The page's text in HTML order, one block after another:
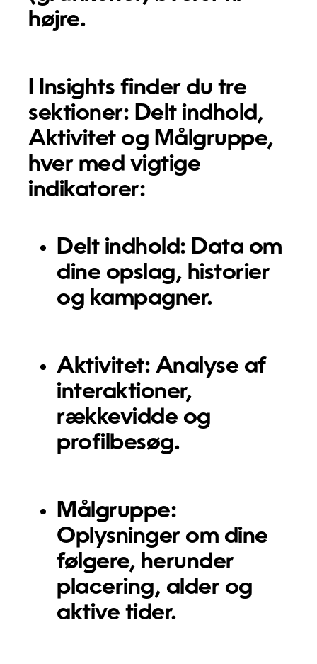
højre.
I Insights finder du tre
sektioner: Delt indhold,
Aktivitetog Målgruppe,
hver med vigtige
indikatorer:
Delt indhold: Data om
dine opslag, historier
og kampagner.
Aktivitet: Analyse af
interaktioner,
rækkevidde og
profilbesøg.
Målgruppe:
Oplysninger om dine
følgere, herunder
placering, alder og
aktive tider.